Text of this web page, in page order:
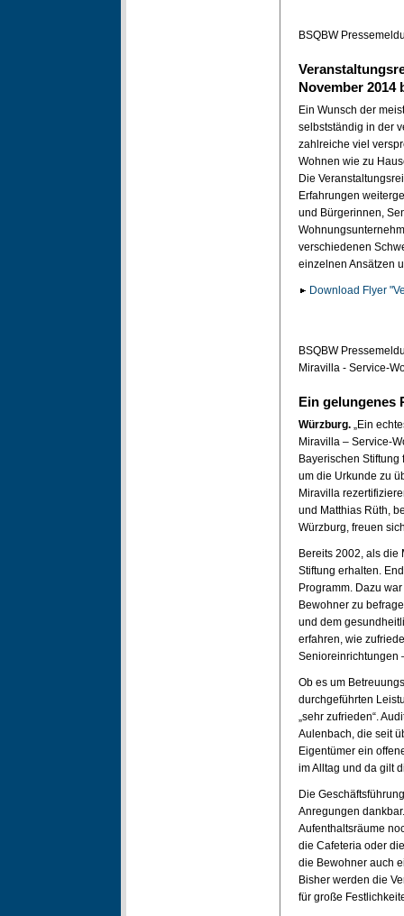
BSQBW
November 2014
Ein Wunsch der
selbstständig in der
zahlreiche viel
Wohnen wie zu
Die
Erfahrungen
und Bürgerinnen,
verschiedenen
einzelnen Ansätzen
Download Flyer
BSQBW
Miravilla - Service-
Ein gelungenes
Würzburg. „Ein
Miravilla – Service-
Bayerischen
um die Urkunde zu
Miravilla
und Matthias Rüth,
Würzburg, freuen
Bereits 2002, als
Stiftung erhalten.
Programm. Dazu
Bewohner zu
und dem
erfahren, wie
Senioreinrichtungen
Ob es um
durchgeführten
„sehr zufrieden“.
Aulenbach, die seit
Eigentümer ein
im Alltag und da gilt
Die
Anregungen
Aufenthaltsräume
die Cafeteria oder
die Bewohner auch
Bisher werden die
für große